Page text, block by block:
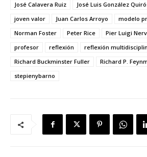
José Calavera Ruiz
José Luis González
joven valor
Juan Carlos Arroyo
modelo
Norman Foster
Peter Rice Pier Luigi
profesor
reflexión
reflexión
Richard Buckminster Fuller
Richard P.
stepienybarno